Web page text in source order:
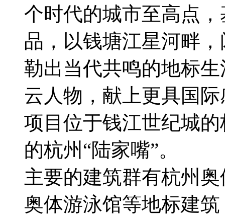
个时代的城市至高点
品，以钱塘江星河畔
勒出当代共鸣的地标
云人物，献上更具国
项目位于钱江世纪城
的杭州“陆家嘴”。
主要的建筑群有杭州
奥体游泳馆等地标建